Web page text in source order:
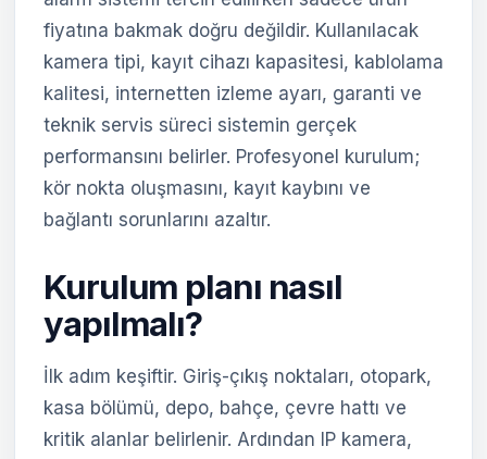
fiyatına bakmak doğru değildir. Kullanılacak
kamera tipi, kayıt cihazı kapasitesi, kablolama
kalitesi, internetten izleme ayarı, garanti ve
teknik servis süreci sistemin gerçek
performansını belirler. Profesyonel kurulum;
kör nokta oluşmasını, kayıt kaybını ve
bağlantı sorunlarını azaltır.
Kurulum planı nasıl
yapılmalı?
İlk adım keşiftir. Giriş-çıkış noktaları, otopark,
kasa bölümü, depo, bahçe, çevre hattı ve
kritik alanlar belirlenir. Ardından IP kamera,